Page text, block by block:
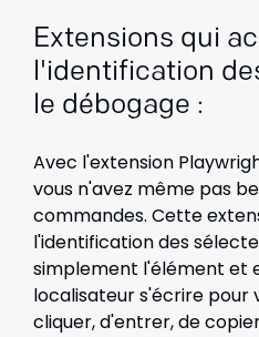
Extensions qui
l'identification
le débogage :
Avec l'extension
vous n'avez même pas
commandes. Cette
l'identification des
simplement l'élément et
localisateur s'écrire pour
cliquer, d'entrer, de